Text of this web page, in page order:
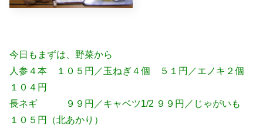
今日もまずは、野菜から
人参４本 １０５円／玉ねぎ４個 ５１円／エノキ２個
１０４円
長ネギ ９９円／キャベツ1/2 ９９円／じゃがいも
１０５円（北あかり）